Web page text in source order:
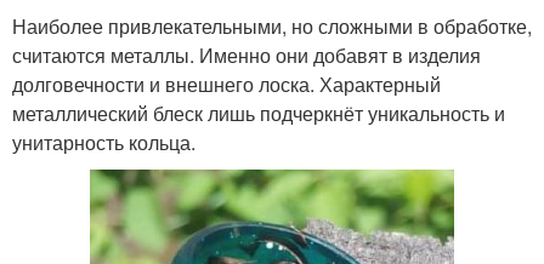
Наиболее привлекательными, но сложными в обработке,
считаются металлы. Именно они добавят в изделия
долговечности и внешнего лоска. Характерный
металлический блеск лишь подчеркнёт уникальность и
унитарность кольца.